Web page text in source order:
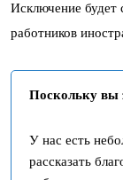
Исключение будет
работников
Поскольку вы
У нас есть
рассказать